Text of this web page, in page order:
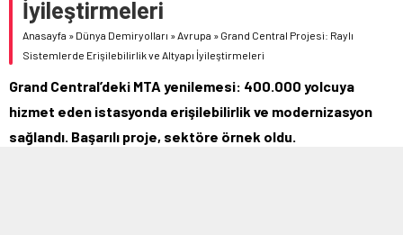
İyileştirmeleri
Anasayfa » Dünya Demiryolları »Avrupa » Grand Central Projesi: Raylı
Sistemlerde Erişilebilirlik ve Altyapı İyileştirmeleri
Grand Central’deki MTA yenilemesi: 400.000 yolcuya
hizmet eden istasyonda erişilebilirlik ve modernizasyon
sağlandı. Başarılı proje, sektöre örnek oldu.